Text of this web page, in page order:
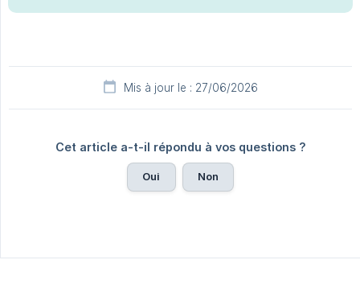
Mis à jour le : 27/06/2026
Cet article a-t-il répondu à vos questions ?
Oui Non